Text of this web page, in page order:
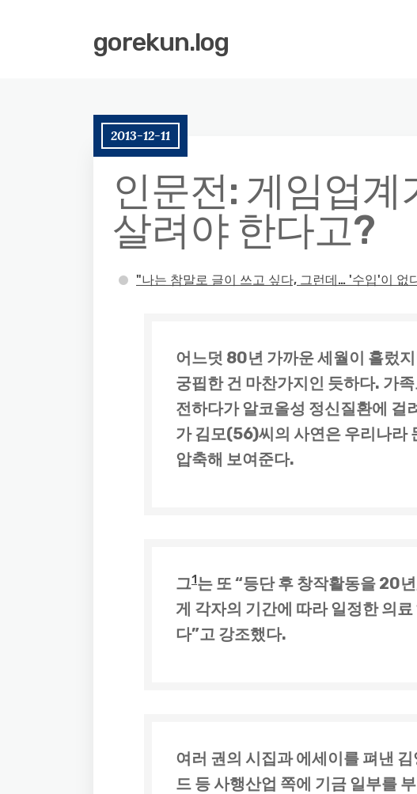
gorekun.log
2013-12-11
인문전: 게임업계
살려야 한다고?
"나는 참말로 글이 쓰고 싶다, 그런데… '수입'이 없
어느덧 80년 가까운 세월이 흘렀
궁핍한 건 마찬가지인 듯하다. 가
전하다가 알코올성 정신질환에 걸
가 김모(56)씨의 사연은 우리나라
압축해 보여준다.
그1는 또 “등단 후 창작활동을 20
게 각자의 기간에 따라 일정한 의
다”고 강조했다.
여러 권의 시집과 에세이를 펴낸
드 등 사행산업 쪽에 기금 일부를